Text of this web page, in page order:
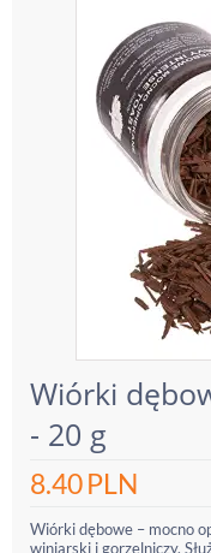
Wiórki
- 20 g
8.40PLN
Wiórki dębowe – mocno
winiarski i gorzelniczy.